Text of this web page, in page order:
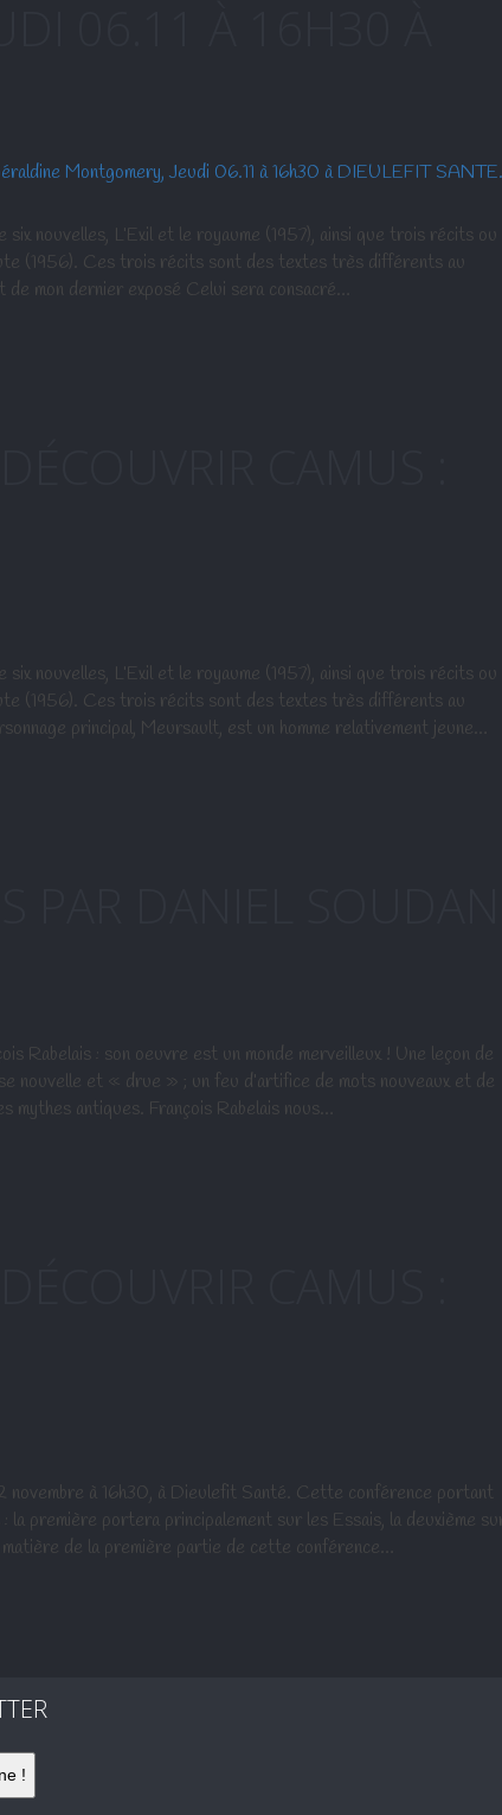
nouvelles, L’Exil et le royaume (1957), ainsi que trois récits ou
(1956). Ces trois récits sont des textes très différents au
mon dernier exposé Celui sera consacré…
nouvelles, L’Exil et le royaume (1957), ainsi que trois récits ou
(1956). Ces trois récits sont des textes très différents au
principal, Meursault, est un homme relativement jeune…
: son oeuvre est un monde merveilleux ! Une leçon de
nouvelle et « drue » ; un feu d’artifice de mots nouveaux et de
antiques. François Rabelais nous…
novembre à 16h30, à Dieulefit Santé. Cette conférence portant
première portera principalement sur les Essais, la deuxième sur
de la première partie de cette conférence…